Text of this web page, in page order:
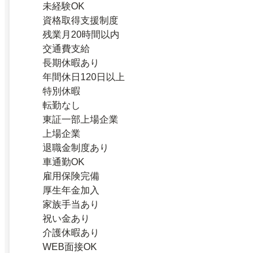
未経験OK
資格取得支援制度
残業月20時間以内
交通費支給
長期休暇あり
年間休日120日以上
特別休暇
転勤なし
東証一部上場企業
上場企業
退職金制度あり
車通勤OK
雇用保険完備
厚生年金加入
家族手当あり
祝い金あり
介護休暇あり
WEB面接OK